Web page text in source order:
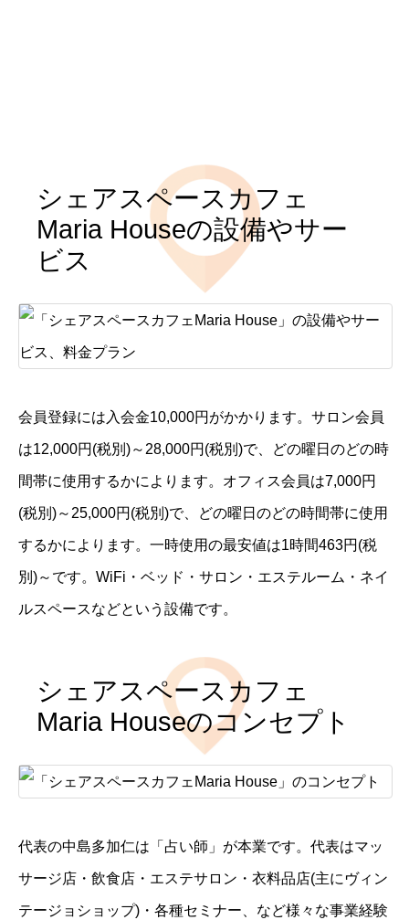
シェアスペースカフェ
Maria Houseの設備やサー
ビス
会員登録には入会金10,000円がかかります。サロン会員
は12,000円(税別)～28,000円(税別)で、どの曜日のどの時
間帯に使用するかによります。オフィス会員は7,000円
(税別)～25,000円(税別)で、どの曜日のどの時間帯に使用
するかによります。一時使用の最安値は1時間463円(税
別)～です。WiFi・ベッド・サロン・エステルーム・ネイ
ルスペースなどという設備です。
シェアスペースカフェ
Maria Houseのコンセプト
代表の中島多加仁は「占い師」が本業です。代表はマッ
サージ店・飲食店・エステサロン・衣料品店(主にヴィン
テージョショップ)・各種セミナー、など様々な事業経験